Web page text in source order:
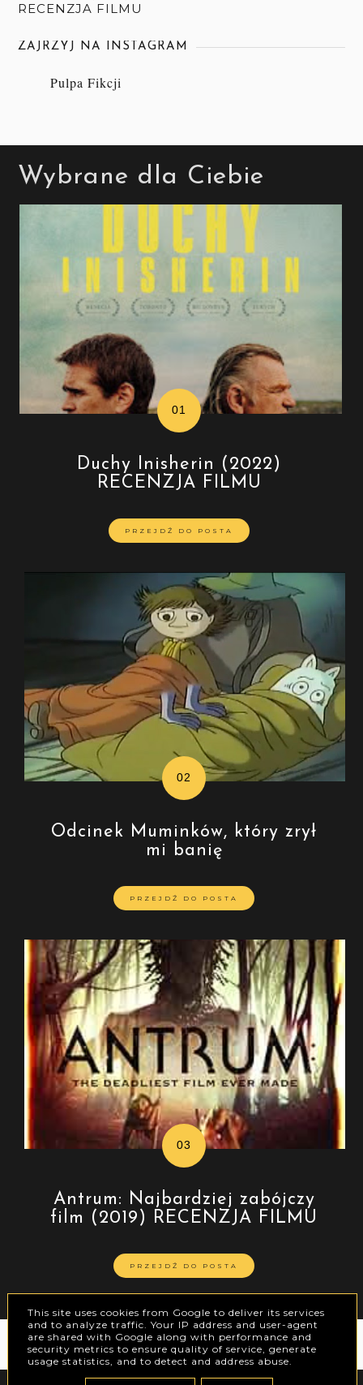
RECENZJA FILMU
ZAJRZYJ NA INSTAGRAM
Pulpa Fikcji
Wybrane dla Ciebie
Duchy Inisherin (2022)
RECENZJA FILMU
PRZEJDŹ DO POSTA
Odcinek Muminków, który zrył
mi banię
PRZEJDŹ DO POSTA
Antrum: Najbardziej zabójczy
film (2019) RECENZJA FILMU
PRZEJDŹ DO POSTA
instagram @pulpafikcji
This site uses cookies from Google to deliver its services
and to analyze traffic. Your IP address and user-agent
are shared with Google along with performance and
security metrics to ensure quality of service, generate
usage statistics, and to detect and address abuse.